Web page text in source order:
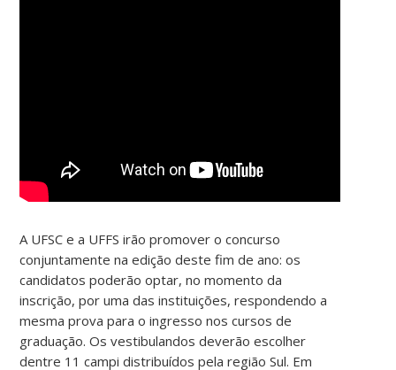
A UFSC e a UFFS irão promover o concurso
conjuntamente na edição deste fim de ano: os
candidatos poderão optar, no momento da
inscrição, por uma das instituições, respondendo a
mesma prova para o ingresso nos cursos de
graduação. Os vestibulandos deverão escolher
dentre 11 campi distribuídos pela região Sul. Em